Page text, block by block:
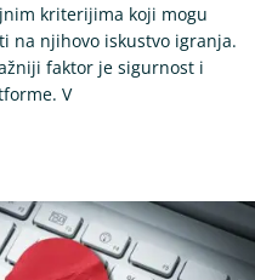
kriterijima koji mogu
na njihovo iskustvo igranja.
faktor je sigurnost i
V